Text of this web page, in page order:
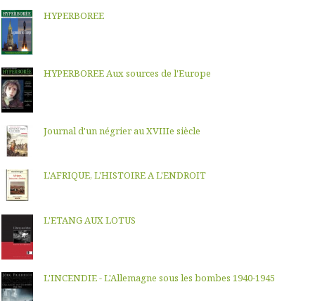
HYPERBOREE
HYPERBOREE Aux sources de l'Europe
Journal d'un négrier au XVIIIe siècle
L'AFRIQUE, L'HISTOIRE A L'ENDROIT
L'ETANG AUX LOTUS
L'INCENDIE - L'Allemagne sous les bombes 1940-1945